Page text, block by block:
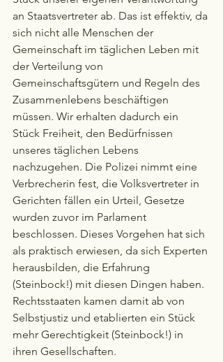
an Staatsvertreter ab. Das ist effektiv, da
sich nicht alle Menschen der
Gemeinschaft im täglichen Leben mit
der Verteilung von
Gemeinschaftsgütern und Regeln des
Zusammenlebens beschäftigen
müssen. Wir erhalten dadurch ein
Stück Freiheit, den Bedürfnissen
unseres täglichen Lebens
nachzugehen. Die Polizei nimmt eine
Verbrecherin fest, die Volksvertreter in
Gerichten fällen ein Urteil, Gesetze
wurden zuvor im Parlament
beschlossen. Dieses Vorgehen hat sich
als praktisch erwiesen, da sich Experten
herausbilden, die Erfahrung
(Steinbock!) mit diesen Dingen haben.
Rechtsstaaten kamen damit ab von
Selbstjustiz und etablierten ein Stück
mehr Gerechtigkeit (Steinbock!) in
ihren Gesellschaften.